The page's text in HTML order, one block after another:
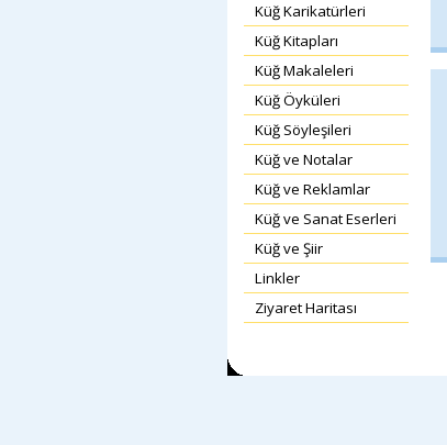
Küğ Karikatürleri
Küğ Kitapları
Küğ Makaleleri
Küğ Öyküleri
Küğ Söyleşileri
Küğ ve Notalar
Küğ ve Reklamlar
Küğ ve Sanat Eserleri
Küğ ve Şiir
Linkler
Ziyaret Haritası